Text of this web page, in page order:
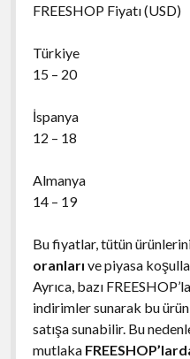
FREESHOP Fiyatı (USD)
Türkiye
15 – 20
İspanya
12 – 18
Almanya
14 – 19
Bu fiyatlar, tütün
oranları ve piyasa
Ayrıca, bazı
indirimler sunarak bu
satışa sunabilir. Bu
mutlaka